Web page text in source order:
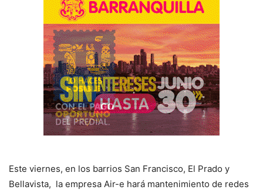
Este viernes, en los barrios San Francisco, El Prado y
Bellavista, la empresa Air-e hará mantenimiento de redes